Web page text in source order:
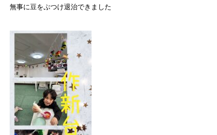
無事に豆をぶつけ退治できました